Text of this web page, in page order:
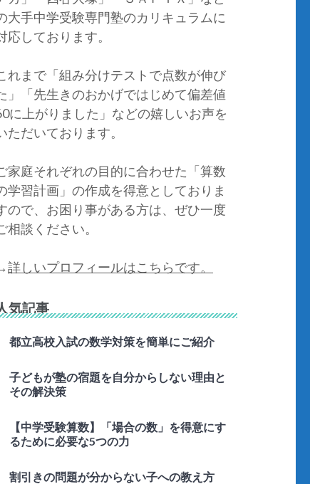
大手中学受験専門塾のカリキュラムに
応しております。
れまで「組み分けテストで点数が伸び
」「先生きのおかげではじめて偏差値
に上がりました」などの嬉しいお声を
ただいております。
家庭それぞれの目的に合わせた「算数
学習計画」の作成を得意としておりま
ので、お困り事がある方は、ぜひ一度
相談ください。
詳しいプロフィールはこちらです。
気記事
都立高校入試の数学対策を簡単にご紹介
子どもが塾の宿題を自分からしない理由と
その解決策
【中学受験算数】「場合の数」を得意にす
るために必要な5つの力
割引きの問題が分からない子への教え方